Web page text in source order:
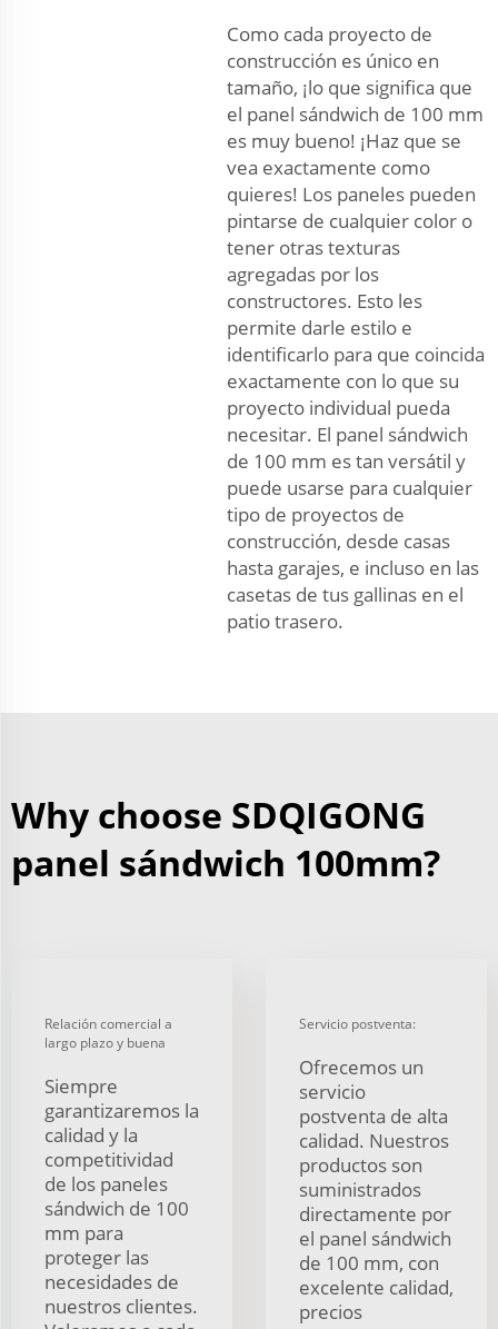
Como cada proyecto de
construcción es único en
tamaño, ¡lo que significa que
el panel sándwich de 100 mm
es muy bueno! ¡Haz que se
vea exactamente como
quieres! Los paneles pueden
pintarse de cualquier color o
tener otras texturas
agregadas por los
constructores. Esto les
permite darle estilo e
identificarlo para que coincida
exactamente con lo que su
proyecto individual pueda
necesitar. El panel sándwich
de 100 mm es tan versátil y
puede usarse para cualquier
tipo de proyectos de
construcción, desde casas
hasta garajes, e incluso en las
casetas de tus gallinas en el
patio trasero.
Why choose SDQIGONG
panel sándwich 100mm?
Relación comercial a
largo plazo y buena
Siempre
garantizaremos la
calidad y la
competitividad
de los paneles
sándwich de 100
mm para
proteger las
necesidades de
nuestros clientes.
Servicio postventa:
Ofrecemos un
servicio
postventa de alta
calidad. Nuestros
productos son
suministrados
directamente por
el panel sándwich
de 100 mm, con
excelente calidad,
precios